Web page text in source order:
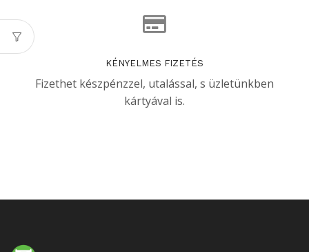
KÉNYELMES FIZETÉS
Fizethet készpénzzel, utalással, s üzletünkben
kártyával is.